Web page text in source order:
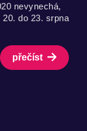
nevynechá,
do 23. srpna
přečíst